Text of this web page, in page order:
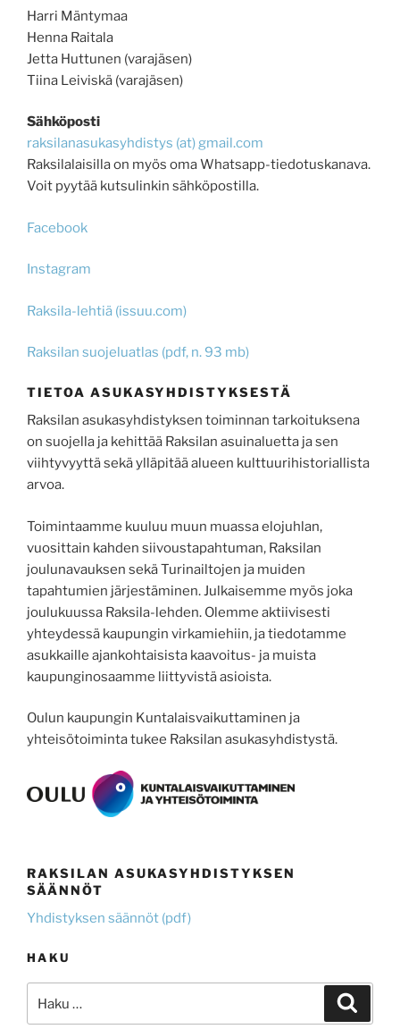
Harri Mäntymaa
Henna Raitala
Jetta Huttunen (varajäsen)
Tiina Leiviskä (varajäsen)
Sähköposti
raksilanasukasyhdistys (at) gmail.com
Raksilalaisilla on myös oma Whatsapp-tiedotuskanava.
Voit pyytää kutsulinkin sähköpostilla.
Facebook
Instagram
Raksila-lehtiä (issuu.com)
Raksilan suojeluatlas (pdf, n. 93 mb)
TIETOA ASUKASYHDISTYKSESTÄ
Raksilan asukasyhdistyksen toiminnan tarkoituksena
on suojella ja kehittää Raksilan asuinaluetta ja sen
viihtyvyyttä sekä ylläpitää alueen kulttuurihistoriallista
arvoa.
Toimintaamme kuuluu muun muassa elojuhlan,
vuosittain kahden siivoustapahtuman, Raksilan
joulunavauksen sekä Turinailtojen ja muiden
tapahtumien järjestäminen. Julkaisemme myös joka
joulukuussa Raksila-lehden. Olemme aktiivisesti
yhteydessä kaupungin virkamiehiin, ja tiedotamme
asukkaille ajankohtaisista kaavoitus- ja muista
kaupunginosaamme liittyvistä asioista.
Oulun kaupungin Kuntalaisvaikuttaminen ja
yhteisötoiminta tukee Raksilan asukasyhdistystä.
RAKSILAN ASUKASYHDISTYKSEN
SÄÄNNÖT
Yhdistyksen säännöt (pdf)
HAKU